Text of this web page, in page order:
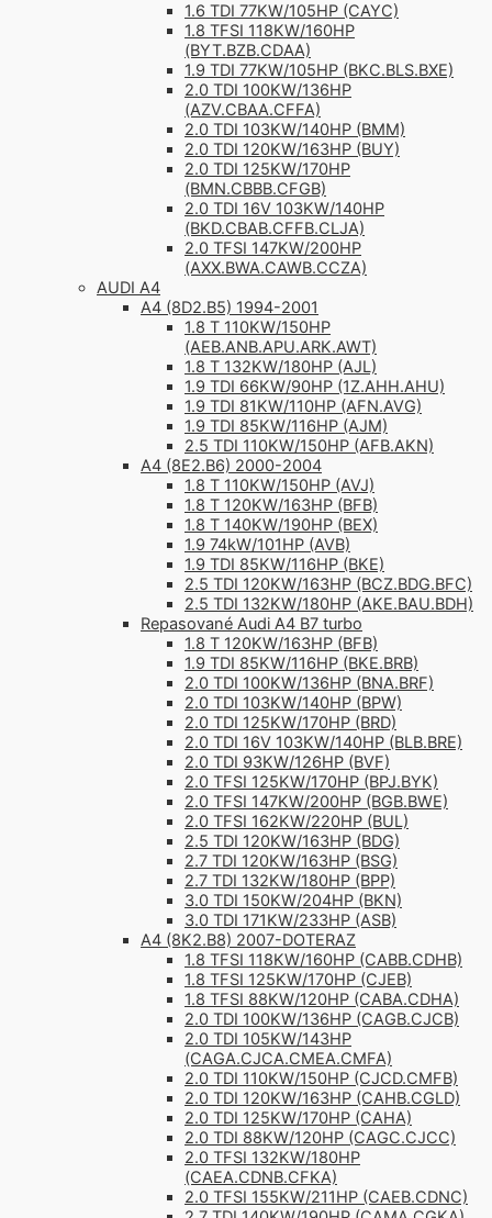
1.6 TDI 77KW/105HP (CAYC)
1.8 TFSI 118KW/160HP
(BYT.BZB.CDAA)
1.9 TDI 77KW/105HP (BKC.BLS.BXE)
2.0 TDI 100KW/136HP
(AZV.CBAA.CFFA)
2.0 TDI 103KW/140HP (BMM)
2.0 TDI 120KW/163HP (BUY)
2.0 TDI 125KW/170HP
(BMN.CBBB.CFGB)
2.0 TDI 16V 103KW/140HP
(BKD.CBAB.CFFB.CLJA)
2.0 TFSI 147KW/200HP
(AXX.BWA.CAWB.CCZA)
AUDI A4
A4 (8D2.B5) 1994-2001
1.8 T 110KW/150HP
(AEB.ANB.APU.ARK.AWT)
1.8 T 132KW/180HP (AJL)
1.9 TDI 66KW/90HP (1Z.AHH.AHU)
1.9 TDI 81KW/110HP (AFN.AVG)
1.9 TDI 85KW/116HP (AJM)
2.5 TDI 110KW/150HP (AFB.AKN)
A4 (8E2.B6) 2000-2004
1.8 T 110KW/150HP (AVJ)
1.8 T 120KW/163HP (BFB)
1.8 T 140KW/190HP (BEX)
1.9 74kW/101HP (AVB)
1.9 TDI 85KW/116HP (BKE)
2.5 TDI 120KW/163HP (BCZ.BDG.BFC)
2.5 TDI 132KW/180HP (AKE.BAU.BDH)
Repasované Audi A4 B7 turbo
1.8 T 120KW/163HP (BFB)
1.9 TDI 85KW/116HP (BKE.BRB)
2.0 TDI 100KW/136HP (BNA.BRF)
2.0 TDI 103KW/140HP (BPW)
2.0 TDI 125KW/170HP (BRD)
2.0 TDI 16V 103KW/140HP (BLB.BRE)
2.0 TDI 93KW/126HP (BVF)
2.0 TFSI 125KW/170HP (BPJ.BYK)
2.0 TFSI 147KW/200HP (BGB.BWE)
2.0 TFSI 162KW/220HP (BUL)
2.5 TDI 120KW/163HP (BDG)
2.7 TDI 120KW/163HP (BSG)
2.7 TDI 132KW/180HP (BPP)
3.0 TDI 150KW/204HP (BKN)
3.0 TDI 171KW/233HP (ASB)
A4 (8K2.B8) 2007-DOTERAZ
1.8 TFSI 118KW/160HP (CABB.CDHB)
1.8 TFSI 125KW/170HP (CJEB)
1.8 TFSI 88KW/120HP (CABA.CDHA)
2.0 TDI 100KW/136HP (CAGB.CJCB)
2.0 TDI 105KW/143HP
(CAGA.CJCA.CMEA.CMFA)
2.0 TDI 110KW/150HP (CJCD.CMFB)
2.0 TDI 120KW/163HP (CAHB.CGLD)
2.0 TDI 125KW/170HP (CAHA)
2.0 TDI 88KW/120HP (CAGC.CJCC)
2.0 TFSI 132KW/180HP
(CAEA.CDNB.CFKA)
2.0 TFSI 155KW/211HP (CAEB.CDNC)